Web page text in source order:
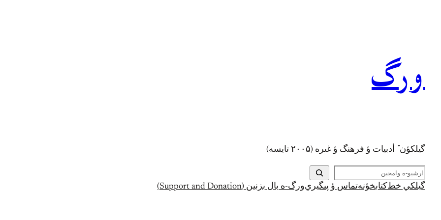
ورگ
گيلکؤن ٚ أدبیات ؤ فرهنگ ؤ غىره (۲۰۰۵ تايسه)
ج
س
تگيلکي خط کتابخؤنهتماس ؤ پىگيريورگ-ه بال بزنين (Support and Donation)